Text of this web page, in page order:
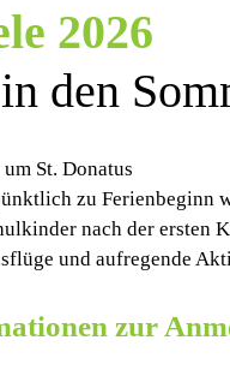
2026
den
St. Donatus
zu Ferienbeginn
nach der ersten
und aufregende
zur